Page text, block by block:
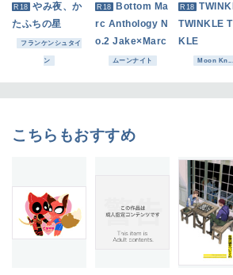
R18 やみ夜、か
たふちの星
フランケンシュタイ
ン
R18 Bottom Ma
rc Anthology N
o.2 Jake×Marc
ムーンナイト
R18
TWINKLE
KLE
Moon Kn...
こちらもおすすめ